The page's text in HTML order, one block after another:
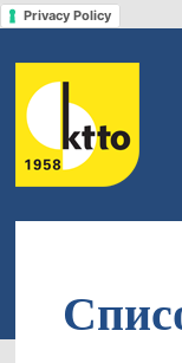
Privacy Policy